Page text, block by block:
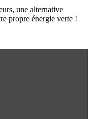
une alternative
propre énergie verte !